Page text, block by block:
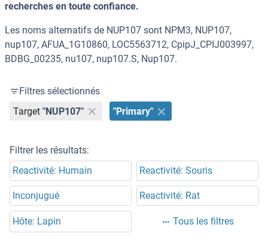
recherches en toute confiance.
Les noms alternatifs de NUP107 sont NPM3, NUP107,
nup107, AFUA_1G10860, LOC5563712, CpipJ_CPIJ003997,
BDBG_00235, nu107, nup107.S, Nup107.
Filtres sélectionnés
Target "NUP107" "Primary"
Filtrer les résultats:
Reactivité: Humain
Reactivité: Souris
Inconjugué Reactivité: Rat
Hôte: Lapin Tous les filtres